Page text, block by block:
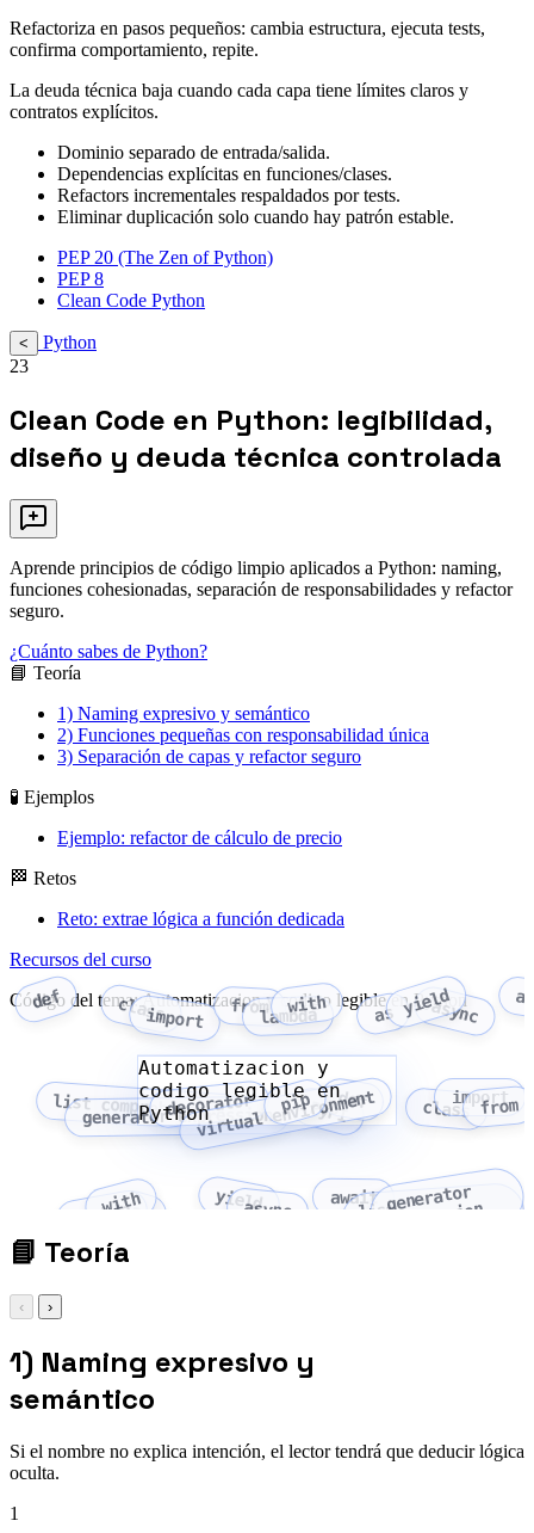
Refactoriza en pasos pequeños: cambia estructura, ejecuta tests,
confirma comportamiento, repite.
La deuda técnica baja cuando cada capa tiene límites claros y
contratos explícitos.
Dominio separado de entrada/salida.
Dependencias explícitas en funciones/clases.
Refactors incrementales respaldados por tests.
Eliminar duplicación solo cuando hay patrón estable.
PEP 20 (The Zen of Python)
PEP 8
Clean Code Python
<
Python
23
Clean Code en Python: legibilidad,
diseño y deuda técnica controlada
Aprende principios de código limpio aplicados a Python: naming,
funciones cohesionadas, separación de responsabilidades y refactor
seguro.
¿Cuánto sabes de Python?
📘 Teoría
1) Naming expresivo y semántico
2) Funciones pequeñas con responsabilidad única
3) Separación de capas y refactor seguro
🧪 Ejemplos
Ejemplo: refactor de cálculo de precio
🏁 Retos
Reto: extrae lógica a función dedicada
Recursos del curso
Código del tema: Automatizacion y codigo legible en Python
def classimport fromlambda
with as yieldasync
list comprehension
generator expression
decorator
virtual environment
pipPyPIdef class
import
from
lambda
withas yieldasync await
listgenerator
expression
Automatizacion y
codigo legible en
Python
📘 Teoría
‹ ›
1) Naming expresivo y
semántico
Si el nombre no explica intención, el lector tendrá que deducir lógica
oculta.
1